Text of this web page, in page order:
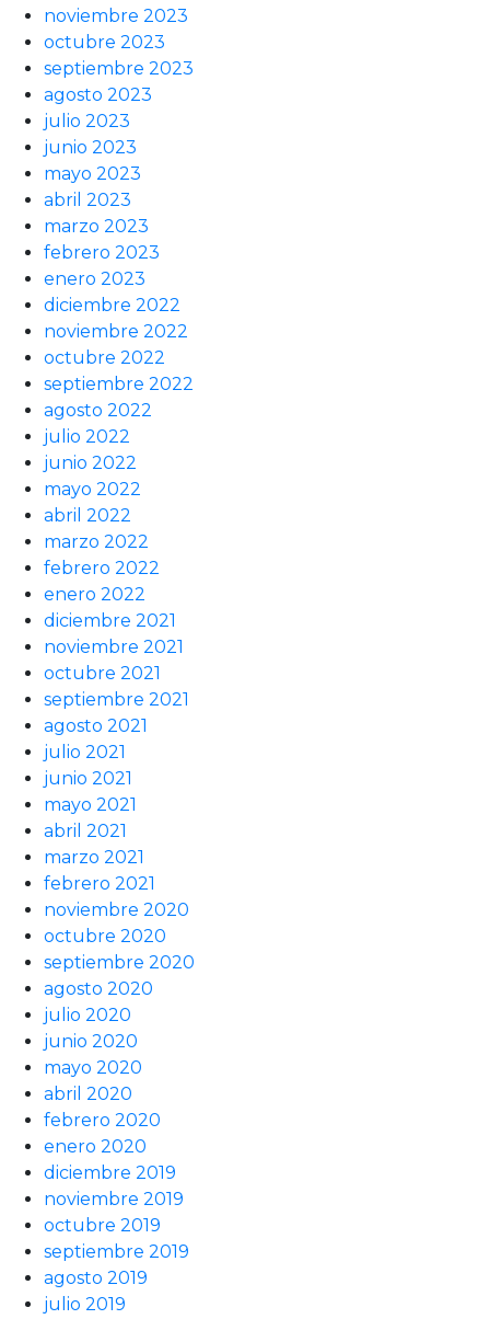
noviembre 2023
octubre 2023
septiembre 2023
agosto 2023
julio 2023
junio 2023
mayo 2023
abril 2023
marzo 2023
febrero 2023
enero 2023
diciembre 2022
noviembre 2022
octubre 2022
septiembre 2022
agosto 2022
julio 2022
junio 2022
mayo 2022
abril 2022
marzo 2022
febrero 2022
enero 2022
diciembre 2021
noviembre 2021
octubre 2021
septiembre 2021
agosto 2021
julio 2021
junio 2021
mayo 2021
abril 2021
marzo 2021
febrero 2021
noviembre 2020
octubre 2020
septiembre 2020
agosto 2020
julio 2020
junio 2020
mayo 2020
abril 2020
febrero 2020
enero 2020
diciembre 2019
noviembre 2019
octubre 2019
septiembre 2019
agosto 2019
julio 2019